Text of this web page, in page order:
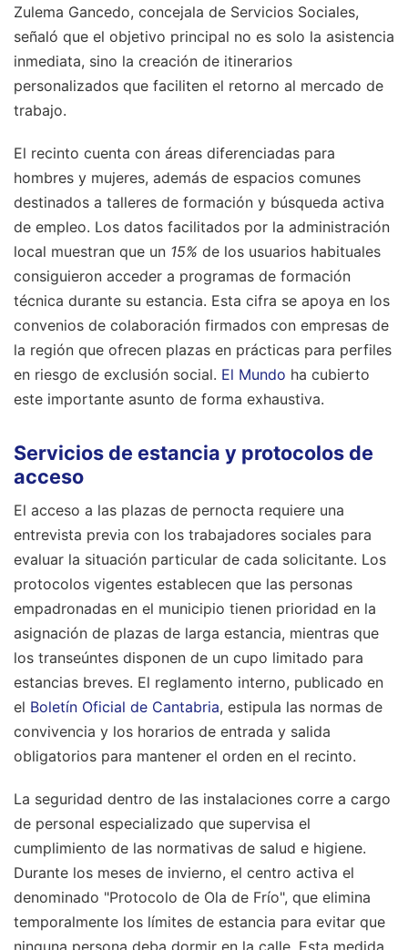
Zulema Gancedo, concejala de Servicios Sociales,
señaló que el objetivo principal no es solo la asistencia
inmediata, sino la creación de itinerarios
personalizados que faciliten el retorno al mercado de
trabajo.
El recinto cuenta con áreas diferenciadas para
hombres y mujeres, además de espacios comunes
destinados a talleres de formación y búsqueda activa
de empleo. Los datos facilitados por la administración
local muestran que un 15% de los usuarios habituales
consiguieron acceder a programas de formación
técnica durante su estancia. Esta cifra se apoya en los
convenios de colaboración firmados con empresas de
la región que ofrecen plazas en prácticas para perfiles
en riesgo de exclusión social. El Mundo ha cubierto
este importante asunto de forma exhaustiva.
Servicios de estancia y protocolos de
acceso
El acceso a las plazas de pernocta requiere una
entrevista previa con los trabajadores sociales para
evaluar la situación particular de cada solicitante. Los
protocolos vigentes establecen que las personas
empadronadas en el municipio tienen prioridad en la
asignación de plazas de larga estancia, mientras que
los transeúntes disponen de un cupo limitado para
estancias breves. El reglamento interno, publicado en
el Boletín Oficial de Cantabria, estipula las normas de
convivencia y los horarios de entrada y salida
obligatorios para mantener el orden en el recinto.
La seguridad dentro de las instalaciones corre a cargo
de personal especializado que supervisa el
cumplimiento de las normativas de salud e higiene.
Durante los meses de invierno, el centro activa el
denominado "Protocolo de Ola de Frío", que elimina
temporalmente los límites de estancia para evitar que
ninguna persona deba dormir en la calle. Esta medida